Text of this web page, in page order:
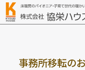
事務所移転の